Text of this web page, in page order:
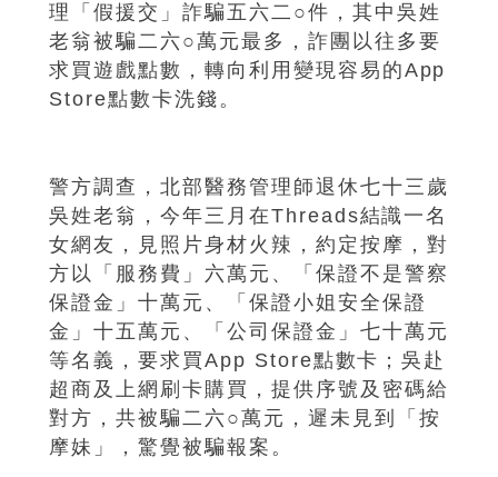
理「假援交」詐騙五六二○件，其中吳姓
老翁被騙二六○萬元最多，詐團以往多要
求買遊戲點數，轉向利用變現容易的App
Store點數卡洗錢。
警方調查，北部醫務管理師退休七十三歲
吳姓老翁，今年三月在Threads結識一名
女網友，見照片身材火辣，約定按摩，對
方以「服務費」六萬元、「保證不是警察
保證金」十萬元、「保證小姐安全保證
金」十五萬元、「公司保證金」七十萬元
等名義，要求買App Store點數卡；吳赴
超商及上網刷卡購買，提供序號及密碼給
對方，共被騙二六○萬元，遲未見到「按
摩妹」，驚覺被騙報案。